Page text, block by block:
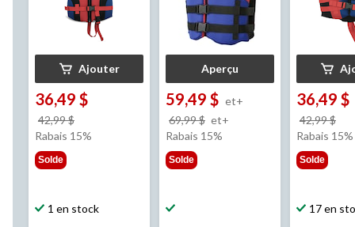
Ajouter
36,49 $
42,99 $
était
Rabais 15%
Solde
1 en stock
Aperçu
59,49 $ et+
69,99 $ et+
Rabais 15%
Solde
36,49 $
42,99 $
Rabais 15%
Solde
17 en